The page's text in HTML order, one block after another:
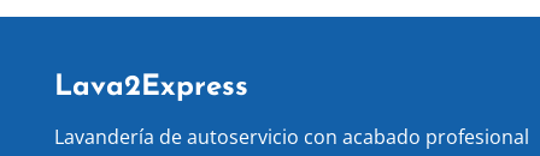
Lava2Express
Lavandería de autoservicio con acabado profesional